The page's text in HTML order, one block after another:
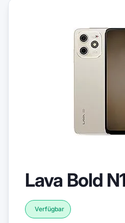
Lava Bold N1
Verfügbar